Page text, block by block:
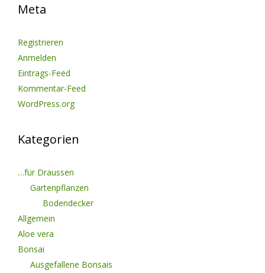
Meta
Registrieren
Anmelden
Eintrags-Feed
Kommentar-Feed
WordPress.org
Kategorien
…für Draussen
Gartenpflanzen
Bodendecker
Allgemein
Aloe vera
Bonsai
Ausgefallene Bonsais